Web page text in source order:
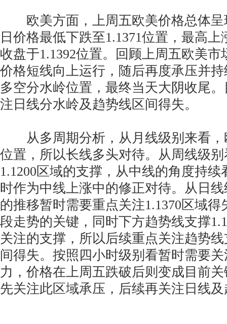
欧美方面，上周五欧美价格总体呈
日价格最低下跌至1.1371位置，最高上
收盘于1.1392位置。回顾上周五欧美
价格短线向上运行，随后再度承压并
多空分水岭位置，最终当天大阴收尾
注日线分水岭及趋势线区间得失。
从多周期分析，从月线级别来看，
位置，所以长线多头对待。从周线级
1.1200区域的支撑，从中线的角度持
时作为中线上涨中的修正对待。从日
的推移暂时需要重点关注1.1370区域
段走势的关键，同时下方趋势线支撑
关注的支撑，所以后续重点关注趋势
间得失。按照四小时级别看暂时需要关
力，价格在上周五跌破后则变成目前
先关注此区域承压，后续再关注日线